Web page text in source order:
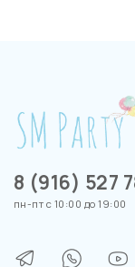
8 (916) 527
пн-пт с 10:00 до 19:00